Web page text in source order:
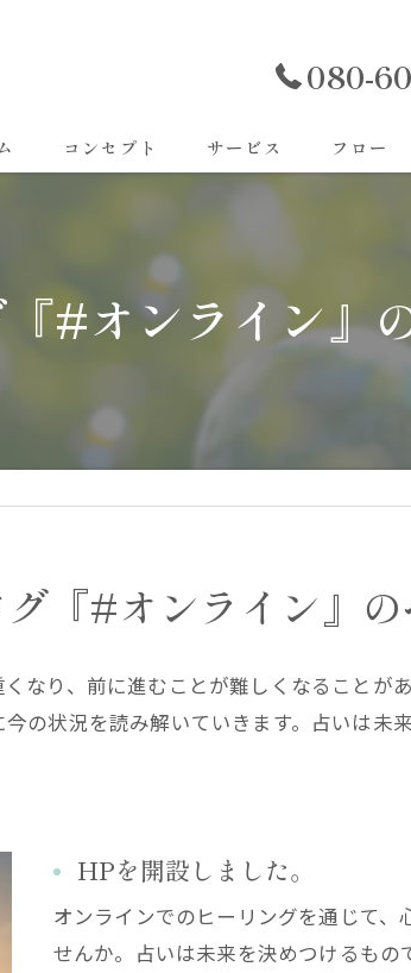
080-
コンセプト サービス フロー
#オンライン』
グ『#オンライン』
なり、前に進むことが難しくなること
の状況を読み解いていきます。占いは
HPを開設しました。
オンラインでのヒーリングを通じて
せんか。占いは未来を決めつけるも